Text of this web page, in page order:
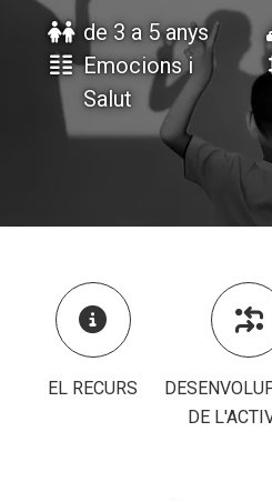
de 3 a 5 anys
Emocions i
Salut

EL RECURS

DE
ACCIÓ
ACCIÓ